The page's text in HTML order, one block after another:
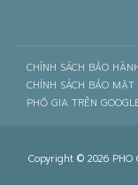
CHÍNH SÁCH BẢO
CHÍNH SÁCH BẢO MẬT
PHỐ GIA TRÊN
Copyright © 2026